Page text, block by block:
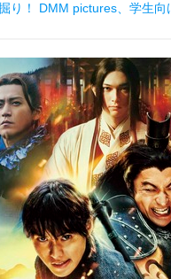
り！ DMM pictures、学生